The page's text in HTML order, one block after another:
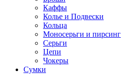
Каффы
Колье и Подвески
Кольца
Моносерьги и пирсинг
Серьги
Цепи
Чокеры
Сумки